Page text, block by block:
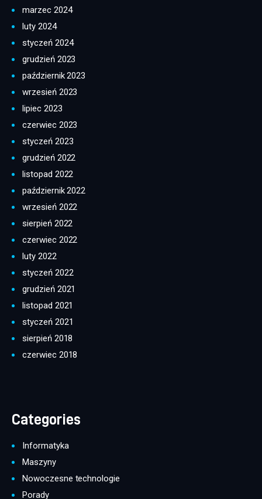
marzec 2024
luty 2024
styczeń 2024
grudzień 2023
październik 2023
wrzesień 2023
lipiec 2023
czerwiec 2023
styczeń 2023
grudzień 2022
listopad 2022
październik 2022
wrzesień 2022
sierpień 2022
czerwiec 2022
luty 2022
styczeń 2022
grudzień 2021
listopad 2021
styczeń 2021
sierpień 2018
czerwiec 2018
Categories
Informatyka
Maszyny
Nowoczesne technologie
Porady